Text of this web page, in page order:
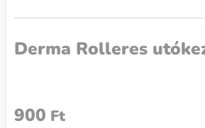
Derma Rolleres
900 Ft